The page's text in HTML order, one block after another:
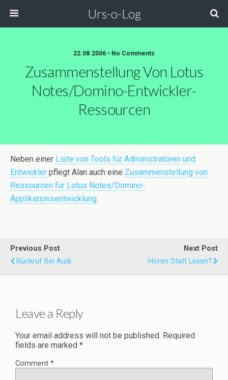
Urs-o-Log
22.08.2006 • No Comments
Zusammenstellung Von Lotus
Notes/Domino-Entwickler-
Ressourcen
Neben einer Liste von Tools für Administratoren und
Entwickler pflegt Alan auch eine Zusammenstellung von
Ressourcen für Lotus Notes/Domino-
Applikationsentwicklung.
Previous Post
Rückruf Bei Audi
Next Post
Hören Statt Lesen?
Leave a Reply
Your email address will not be published. Required
fields are marked *
Comment *